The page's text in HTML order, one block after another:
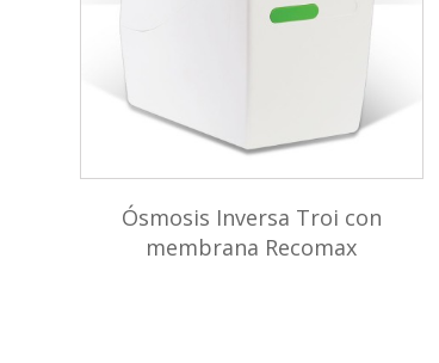
Ósmosis Inversa Troi con
membrana Recomax